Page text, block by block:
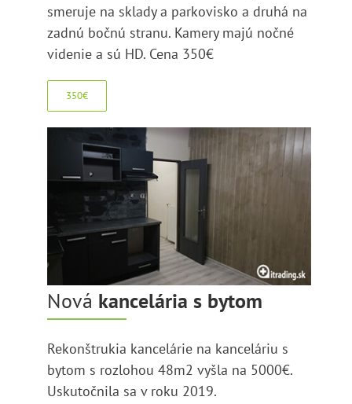
smeruje na sklady a parkovisko a druhá na
zadnú bočnú stranu. Kamery majú nočné
videnie a sú HD. Cena 350€
350€
Nová kancelária s bytom
Rekonštrukia kancelárie na kanceláriu s
bytom s rozlohou 48m2 vyšla na 5000€.
Uskutočnila sa v roku 2019.